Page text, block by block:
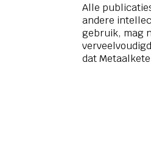
Alle
andere
gebruik, mag
dat